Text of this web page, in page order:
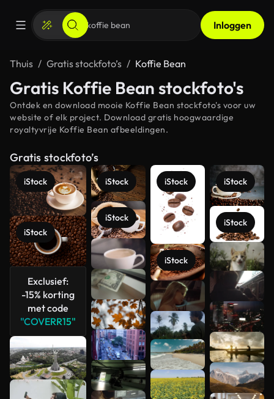
Inloggen
Thuis Gratis stockfoto’s Koffie Bean
Gratis Koffie Bean stockfoto's
Ontdek en download mooie Koffie Bean stockfoto's voor uw
website of elk project. Download gratis hoogwaardige
royaltyvrije Koffie Bean afbeeldingen.
Gratis stockfoto’s
iStock
iStock
Exclusief:
-15% korting
met code
"COVERR15"
iStock
iStock
iStock
iStock
iStock
iStock
Meer
bekijken